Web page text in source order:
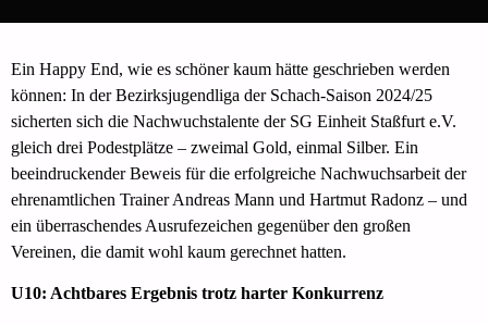
Ein Happy End, wie es schöner kaum hätte geschrieben werden
können: In der Bezirksjugendliga der Schach-Saison 2024/25
sicherten sich die Nachwuchstalente der SG Einheit Staßfurt e.V.
gleich drei Podestplätze – zweimal Gold, einmal Silber. Ein
beeindruckender Beweis für die erfolgreiche Nachwuchsarbeit der
ehrenamtlichen Trainer Andreas Mann und Hartmut Radonz – und
ein überraschendes Ausrufezeichen gegenüber den großen
Vereinen, die damit wohl kaum gerechnet hatten.
U10: Achtbares Ergebnis trotz harter Konkurrenz